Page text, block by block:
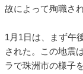
故によって殉職さ
1月1日は、まず午
された。この地震
ラで珠洲市の様子